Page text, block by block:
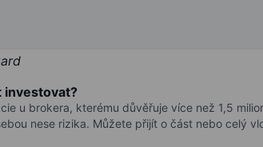
investovat?
u brokera, kterému důvěřuje více než 1,5
nese rizika. Můžete přijít o část nebo celý